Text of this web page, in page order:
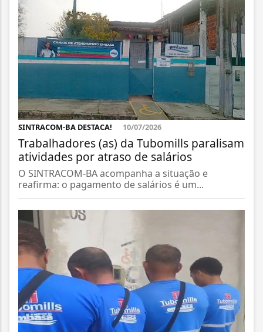
SINTRACOM-BA DESTACA! 10/07/2026
Trabalhadores (as) da Tubomills paralisam
atividades por atraso de salários
O SINTRACOM-BA acompanha a situação e
reafirma: o pagamento de salários é um...